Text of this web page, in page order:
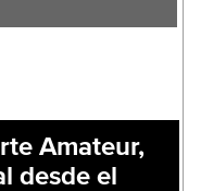
Amateur,
desde el